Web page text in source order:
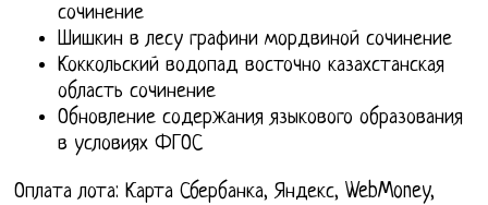
сочинение
Шишкин в лесу графини мордвиной сочинение
Коккольский водопад восточно казахстанская
область сочинение
Обновление содержания языкового образования
в условиях ФГОС
Оплата лота: Карта Сбербанка, Яндекс, WebMoney,